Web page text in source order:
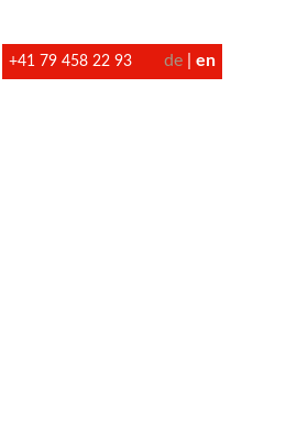
+41 79 458 22 93 de en